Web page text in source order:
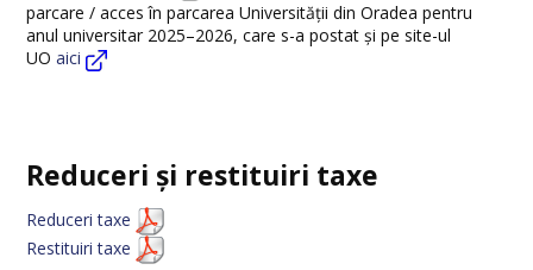
parcare / acces în parcarea Universității din Oradea pentru
anul universitar 2025–2026, care s-a postat și pe site-ul
UO aici
Reduceri și restituiri taxe
Reduceri taxe
Restituiri taxe